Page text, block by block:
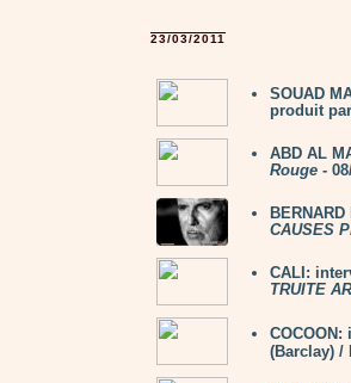
23/03/2011
SOUAD
produit
ABD AL
Rouge -
CAUSES
CALI:
TRUITE
(Barclay) /